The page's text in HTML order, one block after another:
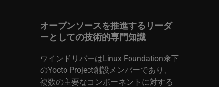
オープンソースを推進するリーダ
ーとしての技術的専門知識
ウインドリバーはLinux Foundation傘下
のYocto Project創設メンバーであり、
複数の主要なコンポーネントに対する